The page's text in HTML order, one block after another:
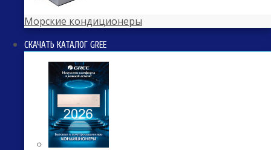
Морские кондиционеры
СКАЧАТЬ КАТАЛОГ GREE